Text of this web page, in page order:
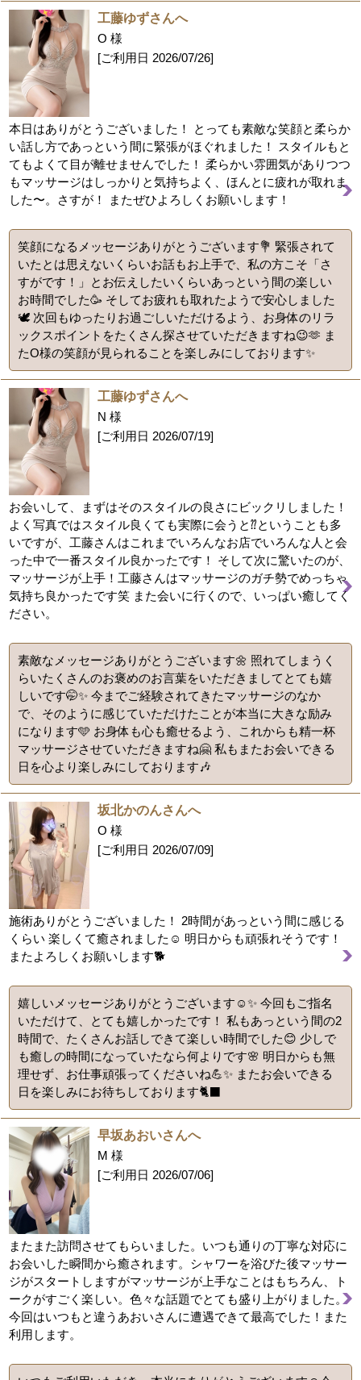
工藤ゆずさんへ
O 様
[ご利用日 2026/07/26]
本日はありがとうございました！ とっても素敵な笑顔と柔らか
い話し方であっという間に緊張がほぐれました！ スタイルもと
てもよくて目が離せませんでした！ 柔らかい雰囲気がありつつ
もマッサージはしっかりと気持ちよく、ほんとに疲れが取れま
した〜。さすが！ またぜひよろしくお願いします！
笑顔になるメッセージありがとうございます💐 緊張されて
いたとは思えないくらいお話もお上手で、私の方こそ「さ
すがです！」とお伝えしたいくらいあっという間の楽しい
お時間でした🥳 そしてお疲れも取れたようで安心しました
🕊️ 次回もゆったりお過ごしいただけるよう、お身体のリラ
ックスポイントをたくさん探させていただきますね😉🫶 ま
たO様の笑顔が見られることを楽しみにしております✨
工藤ゆずさんへ
N 様
[ご利用日 2026/07/19]
お会いして、まずはそのスタイルの良さにビックリしました！
よく写真ではスタイル良くても実際に会うと⁇ということも多
いですが、工藤さんはこれまでいろんなお店でいろんな人と会
った中で一番スタイル良かったです！ そして次に驚いたのが、
マッサージが上手！工藤さんはマッサージのガチ勢でめっちゃ
気持ち良かったです笑 また会いに行くので、いっぱい癒してく
ださい。
素敵なメッセージありがとうございます🌼 照れてしまうく
らいたくさんのお褒めのお言葉をいただきましてとても嬉
しいです🤭✨️ 今までご経験されてきたマッサージのなか
で、そのように感じていただけたことが本当に大きな励み
になります🩵 お身体も心も癒せるよう、これからも精一杯
マッサージさせていただきますね🤗 私もまたお会いできる
日を心より楽しみにしております🎶
坂北かのんさんへ
O 様
[ご利用日 2026/07/09]
施術ありがとうございました！ 2時間があっという間に感じる
くらい 楽しくて癒されました☺️ 明日からも頑張れそうです！
またよろしくお願いします🐕
嬉しいメッセージありがとうございます☺️✨ 今回もご指名
いただけて、とても嬉しかったです！ 私もあっという間の2
時間で、たくさんお話しできて楽しい時間でした😊 少しで
も癒しの時間になっていたなら何よりです🌸 明日からも無
理せず、お仕事頑張ってくださいね💪✨ またお会いできる
日を楽しみにお待ちしております🐈‍⬛
早坂あおいさんへ
M 様
[ご利用日 2026/07/06]
またまた訪問させてもらいました。いつも通りの丁寧な対応に
お会いした瞬間から癒されます。シャワーを浴びた後マッサー
ジがスタートしますがマッサージが上手なことはもちろん、ト
ークがすごく楽しい。色々な話題でとても盛り上がりました。
今回はいつもと違うあおいさんに遭遇できて最高でした！また
利用します。